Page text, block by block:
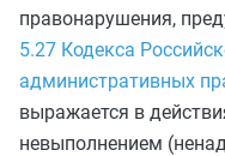
правонарушения,
5.27 Кодекса
административных
выражается в
невыполнением